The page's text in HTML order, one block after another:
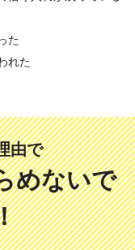
た
れた
由で
めないで